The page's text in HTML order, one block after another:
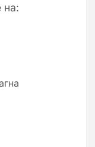
на: